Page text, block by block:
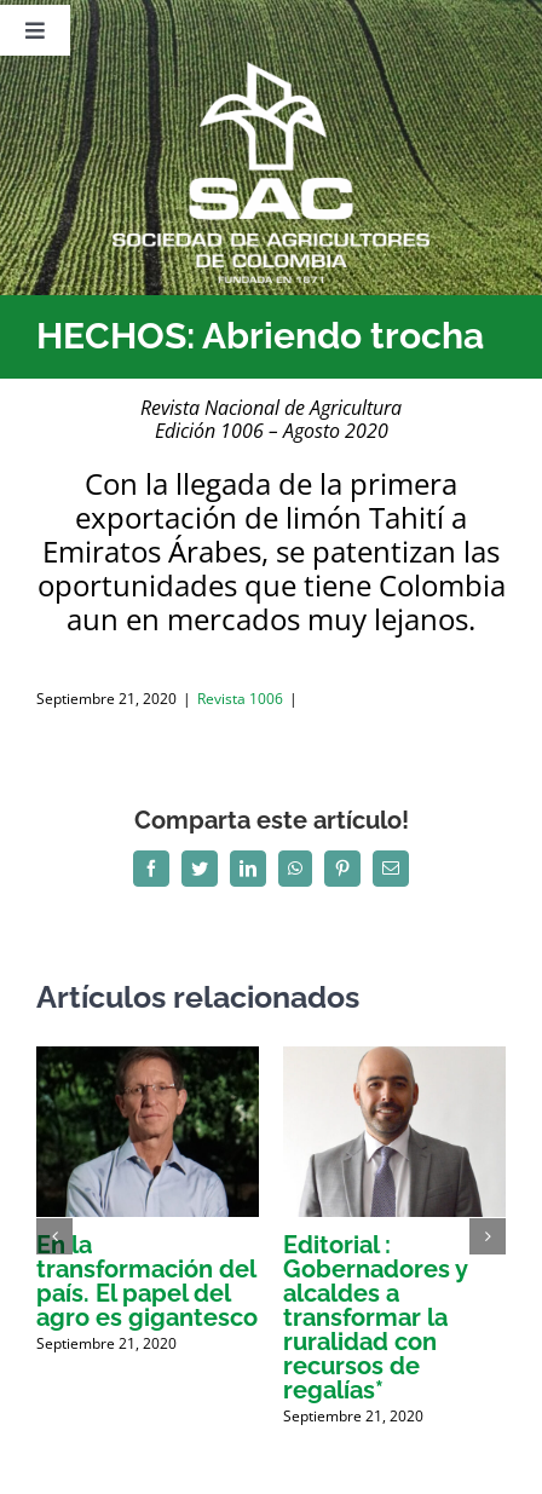
Saltar
contenido
Toggle
Navigation
Nosotros
Publicaciones
Sala de Prensa
Eventos
HECHOS: Abriendo trocha
Revista Nacional de Agricultura
Edición 1006 – Agosto 2020
Con la llegada de la primera
exportación de limón Tahití a
Emiratos Árabes, se patentizan las
oportunidades que tiene Colombia
aun en mercados muy lejanos.
Septiembre 21, 2020 | Revista 1006 |
Comparta este artículo!
FacebookTwitterLinkedInWhatsAppPinterestCorreo
electrónico
Artículos relacionados
En la
transformación del
país. El papel del
agro es gigantesco
Septiembre 21, 2020
Editorial :
Gobernadores y
alcaldes a
transformar la
ruralidad con
recursos de
regalías*
Septiembre 21, 2020